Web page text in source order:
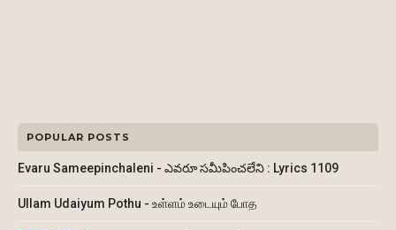
POPULAR POSTS
Evaru Sameepinchaleni - ఎవరూ సమీపించలేని : Lyrics 1109
Ullam Udaiyum Pothu - உள்ளம் உடையும் போத